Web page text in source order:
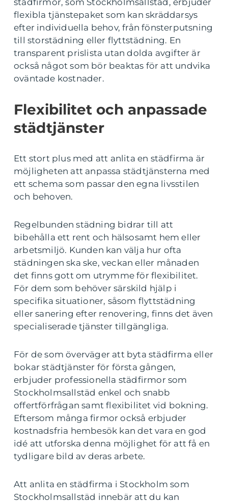
städfirmor, som Stockholmsallstäd, erbjuder
flexibla tjänstepaket som kan skräddarsys
efter individuella behov, från fönsterputsning
till storstädning eller flyttstädning. En
transparent prislista utan dolda avgifter är
också något som bör beaktas för att undvika
oväntade kostnader.
Flexibilitet och anpassade
städtjänster
Ett stort plus med att anlita en städfirma är
möjligheten att anpassa städtjänsterna med
ett schema som passar den egna livsstilen
och behoven.
Regelbunden städning bidrar till att
bibehålla ett rent och hälsosamt hem eller
arbetsmiljö. Kunden kan välja hur ofta
städningen ska ske, veckan eller månaden
det finns gott om utrymme för flexibilitet.
För dem som behöver särskild hjälp i
specifika situationer, såsom flyttstädning
eller sanering efter renovering, finns det även
specialiserade tjänster tillgängliga.
För de som överväger att byta städfirma eller
bokar städtjänster för första gången,
erbjuder professionella städfirmor som
Stockholmsallstäd enkel och snabb
offertförfrågan samt flexibilitet vid bokning.
Eftersom många firmor också erbjuder
kostnadsfria hembesök kan det vara en god
idé att utforska denna möjlighet för att få en
tydligare bild av deras arbete.
Att anlita en städfirma i Stockholm som
Stockholmsallstäd innebär att du kan